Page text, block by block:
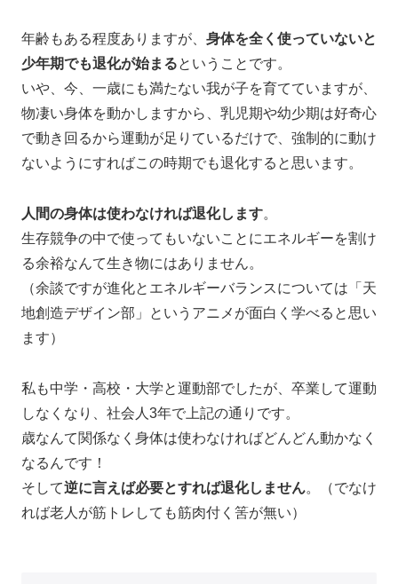
年齢もある程度ありますが、 身体を全く使っていないと
少年期でも退化が始まるということです。
いや、今、一歳にも満たない我が子を育てていますが、
物凄い身体を動かしますから、乳児期や幼少期は好奇心
で動き回るから運動が足りているだけで、強制的に動け
ないようにすればこの時期でも退化すると思います。
人間の身体は使わなければ退化します。
生存競争の中で使ってもいないことにエネルギーを割け
る余裕なんて生き物にはありません。
（余談ですが進化とエネルギーバランスについては「天
地創造デザイン部」というアニメが面白く学べると思い
ます）
私も中学・高校・大学と運動部でしたが、卒業して運動
しなくなり、社会人3年で上記の通りです。
歳なんて関係なく身体は使わなければどんどん動かなく
なるんです！
そして逆に言えば必要とすれば退化しません。（でなけ
れば老人が筋トレしても筋肉付く筈が無い）